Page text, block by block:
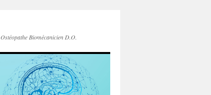
Ostéopathe Biomécanicien D.O.